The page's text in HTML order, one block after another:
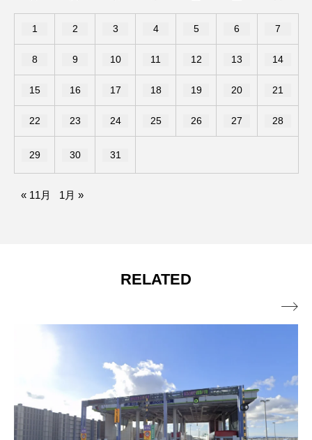
1 2 3 4 5 6 7
8 9 10 11 12 13 14
15 16 17 18 19 20 21
22 23 24 25 26 27 28
29 30 31
« 11月 1月 »
RELATED
